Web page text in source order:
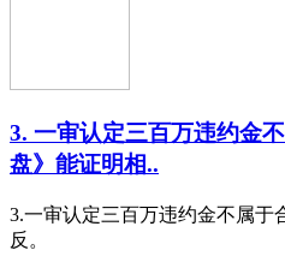
3. 一审认定三百万违约金
盘》能证明相..
3.一审认定三百万违约金不属于
反。